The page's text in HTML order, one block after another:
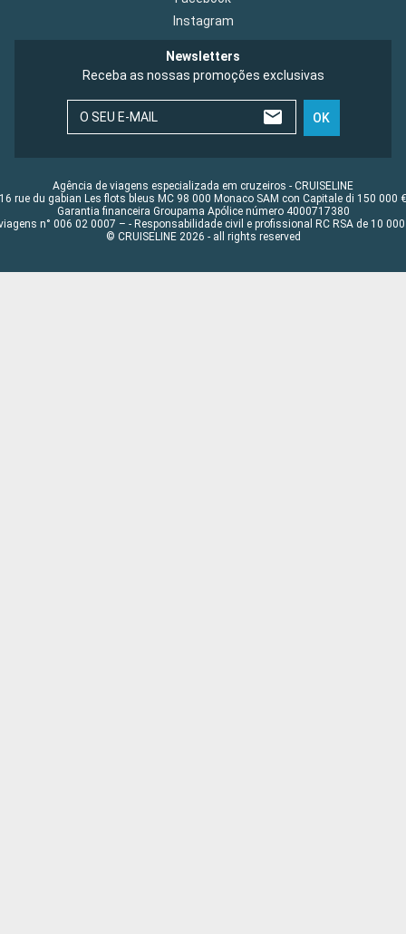
Instagram
Newsletters
Receba as nossas promoções exclusivas
O SEU E-MAIL OK
Agência de viagens especializada em cruzeiros - CRUISELINE
16 rue du gabian Les flots bleus MC 98 000 Monaco SAM con Capitale di 150 000 €
Garantia financeira Groupama Apólice número 4000717380
n° 006 02 0007 – - Responsabilidade civil e profissional RC RSA de 10 000
© CRUISELINE 2026 - all rights reserved